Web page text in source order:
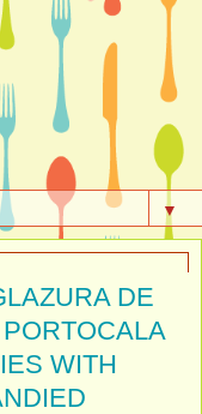
▼
DE
WITH